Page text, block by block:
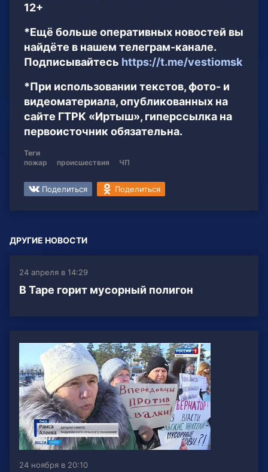
12+
*Ещё больше оперативных новостей вы
найдёте в нашем телеграм-канале.
Подписывайтесь https://t.me/vestiomsk
*При использовании текстов, фото- и
видеоматериала, опубликованных на
сайте ГТРК «Иртыш», гиперссылка на
первоисточник обязательна.
Теги
пожар
происшествия ЧП
Поделиться Поделиться
ДРУГИЕ НОВОСТИ
24 апреля в 14:29
В Таре горит мусорный полигон
24 ноября в 20:10